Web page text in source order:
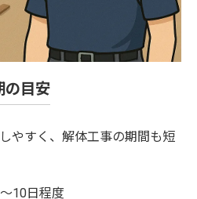
の目安
やすく、解体工事の期間も短
10日程度